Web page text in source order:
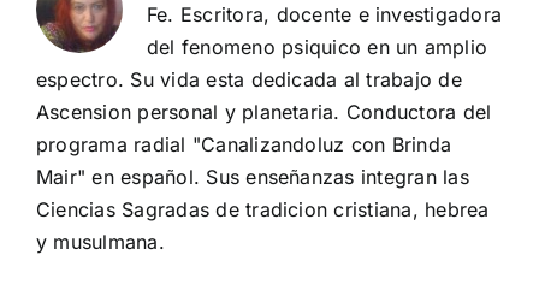
Fe. Escritora, docente e investigadora
del fenomeno psiquico en un amplio
espectro. Su vida esta dedicada al trabajo de
Ascension personal y planetaria. Conductora del
programa radial "Canalizandoluz con Brinda
Mair" en español. Sus enseñanzas integran las
Ciencias Sagradas de tradicion cristiana, hebrea
y musulmana.